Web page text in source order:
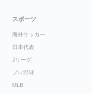
スポーツ
海外サッカー
日本代表
Jリーグ
プロ野球
MLB